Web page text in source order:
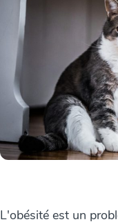
L'obésité est un